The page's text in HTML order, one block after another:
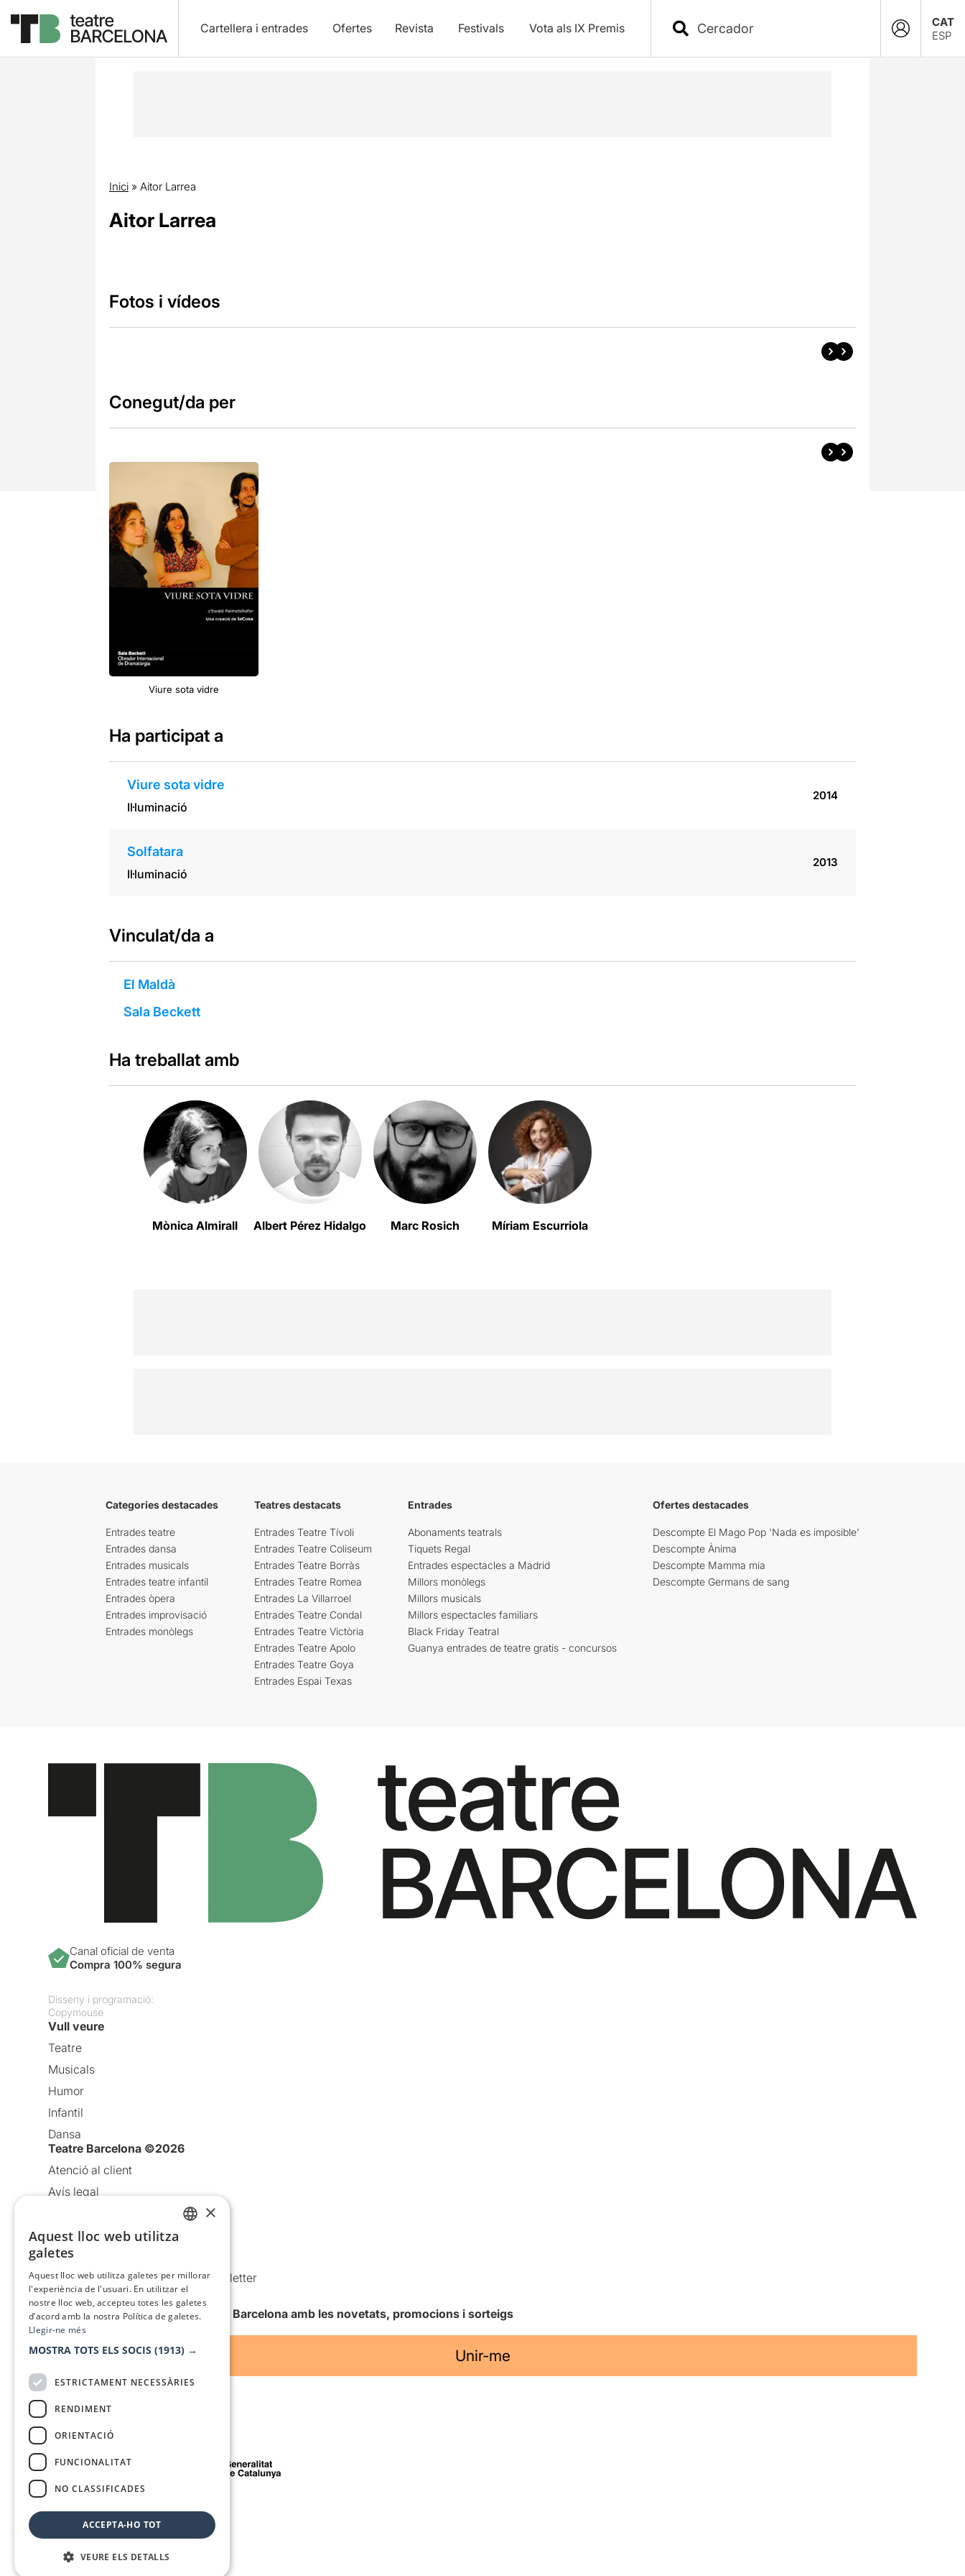
Cartellera i entrades Ofertes Revista Festivals Vota als IX Premis
CAT
ESP
Inici» Aitor Larrea
Aitor Larrea
Fotos i vídeos
Conegut/da per
Viure sota vidre
Ha participat a
Viure sota vidre
Il·luminació
2014
Solfatara
Il·luminació
2013
Vinculat/da a
El Maldà
Sala Beckett
Ha treballat amb
Mònica Almirall Albert Pérez Hidalgo Marc Rosich Míriam Escurriola
Categories destacades
Entrades teatre
Entrades dansa
Entrades musicals
Entrades teatre infantil
Entrades òpera
Entrades improvisació
Entrades monòlegs
Teatres destacats
Entrades Teatre Tívoli
Entrades Teatre Coliseum
Entrades Teatre Borràs
Entrades Teatre Romea
Entrades La Villarroel
Entrades Teatre Condal
Entrades Teatre Victòria
Entrades Teatre Apolo
Entrades Teatre Goya
Entrades Espai Texas
Entrades
Abonaments teatrals
Tiquets Regal
Entrades espectacles a Madrid
Millors monòlegs
Millors musicals
Millors espectacles familiars
Black Friday Teatral
Guanya entrades de teatre gratis - concursos
Ofertes destacades
Descompte El Mago Pop 'Nada es imposible'
Descompte Ànima
Descompte Mamma mia
Descompte Germans de sang
Canal oficial de venta
Compra 100% segura
Disseny i programació:
Copymouse
Vull veure
Teatre
Musicals
Humor
Infantil
Dansa
Teatre Barcelona ©2026
Atenció al client
Avís legal
Política de cookies
Condicions d’ús
Comunicacions comercials i Newsletter
Anuncia’t
Vull rebre la newsletter de Teatre Barcelona amb les novetats, promocions i sorteigs
Unir-me
Amb el suport de
Mitjà de comunicació associat a
×
Aquest lloc web utilitza
galetes
Aquest lloc web utilitza galetes per millorar
l'experiència de l'usuari. En utilitzar el
nostre lloc web, accepteu totes les galetes
d’acord amb la nostra Política de galetes.
Llegir-ne més
MOSTRA TOTS ELS SOCIS (1913) →
ESTRICTAMENT NECESSÀRIES
RENDIMENT
ORIENTACIÓ
FUNCIONALITAT
NO CLASSIFICADES
ACCEPTA-HO TOT
VEURE ELS DETALLS